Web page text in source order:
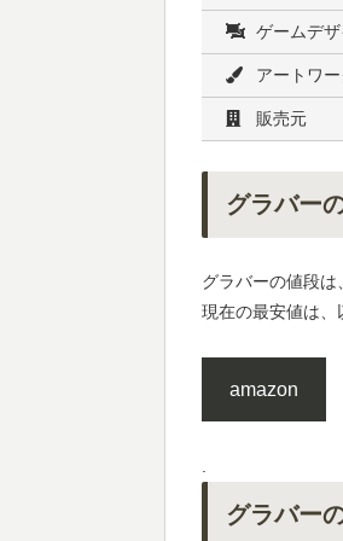
ゲームデ
アートワー
販売元
グラバー
グラバーの値段は
現在の最安値は、
amazon
.
グラバー